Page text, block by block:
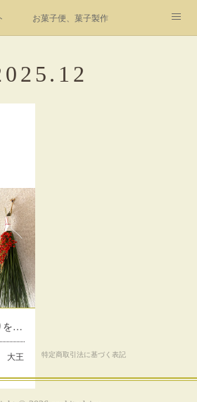
お菓子便、菓子製作
. 12
大王松でお正月飾りをつくる会（2025/12/26）
大王
リシー 特定商取引法に基づく表記